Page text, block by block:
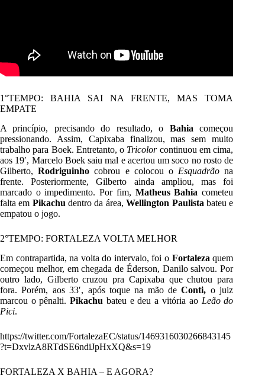
1°TEMPO: BAHIA SAI NA FRENTE, MAS TOMA
EMPATE
A princípio, precisando do resultado, o Bahia começou
pressionando. Assim, Capixaba finalizou, mas sem muito
trabalho para Boek. Entretanto, o Tricolorcontinuou em cima,
aos 19′, Marcelo Boek saiu mal e acertou um soco no rosto de
Gilberto,Rodriguinho cobrou e colocou o Esquadrão na
frente. Posteriormente, Gilberto ainda ampliou, mas foi
marcado o impedimento. Por fim, Matheus Bahia cometeu
falta em Pikachu dentro da área,Wellington Paulista bateu e
empatou o jogo.
2°TEMPO: FORTALEZA VOLTA MELHOR
Em contrapartida, na volta do intervalo, foi o Fortaleza quem
começou melhor, em chegada de Éderson, Danilo salvou. Por
outro lado, Gilberto cruzou pra Capixaba que chutou para
fora. Porém, aos 33′, após toque na mão deConti, o juiz
marcou o pênalti.Pikachu bateu e deu a vitória ao Leão do
Pici.
https://twitter.com/FortalezaEC/status/1469316030266843145
?t=DxvlzA8RTdSE6ndiJpHxXQ&s=19
FORTALEZA X BAHIA – E AGORA?